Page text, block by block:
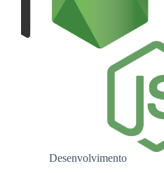
Desenvolvimento